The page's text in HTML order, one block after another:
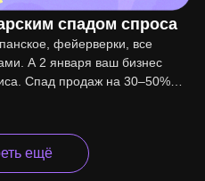
спадом спроса
фейерверки, все
А 2 января ваш бизнес
Спад продаж на 30–50%…
ещё